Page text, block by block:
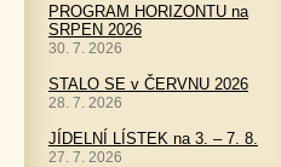
PROGRAM HORIZONTU na
SRPEN 2026
30. 7. 2026
STALO SE v ČERVNU 2026
28. 7. 2026
JÍDELNÍ LÍSTEK na 3. – 7. 8.
27. 7. 2026